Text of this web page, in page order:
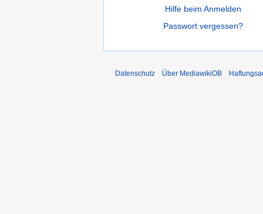
Hilfe beim Anmelden
Passwort vergessen?
Datenschutz Über MediawikiOB